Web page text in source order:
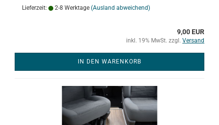
Lieferzeit: 2-8 Werktage (Ausland abweichend)
9,00 EUR
inkl. 19% MwSt. zzgl. Versand
IN DEN WARENKORB